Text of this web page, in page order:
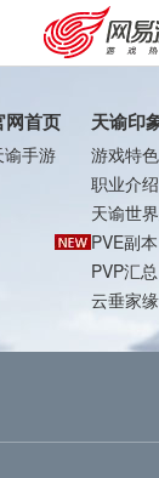
网首页
谕手游
天谕印
游戏特色
职业介绍
天谕世
PVE副本
PVP汇总
云垂家缘